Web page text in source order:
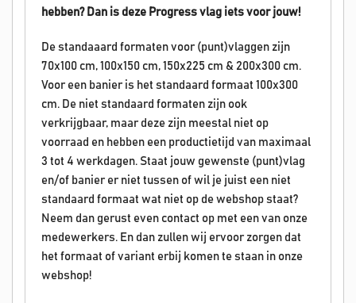
hebben? Dan is deze Progress vlag iets voor jouw!
De standaaard formaten voor (punt)vlaggen zijn
70x100 cm, 100x150 cm, 150x225 cm & 200x300 cm.
Voor een banier is het standaard formaat 100x300
cm. De niet standaard formaten zijn ook
verkrijgbaar, maar deze zijn meestal niet op
voorraad en hebben een productietijd van maximaal
3 tot 4 werkdagen. Staat jouw gewenste (punt)vlag
en/of banier er niet tussen of wil je juist een niet
standaard formaat wat niet op de webshop staat?
Neem dan gerust even contact op met een van onze
medewerkers. En dan zullen wij ervoor zorgen dat
het formaat of variant erbij komen te staan in onze
webshop!